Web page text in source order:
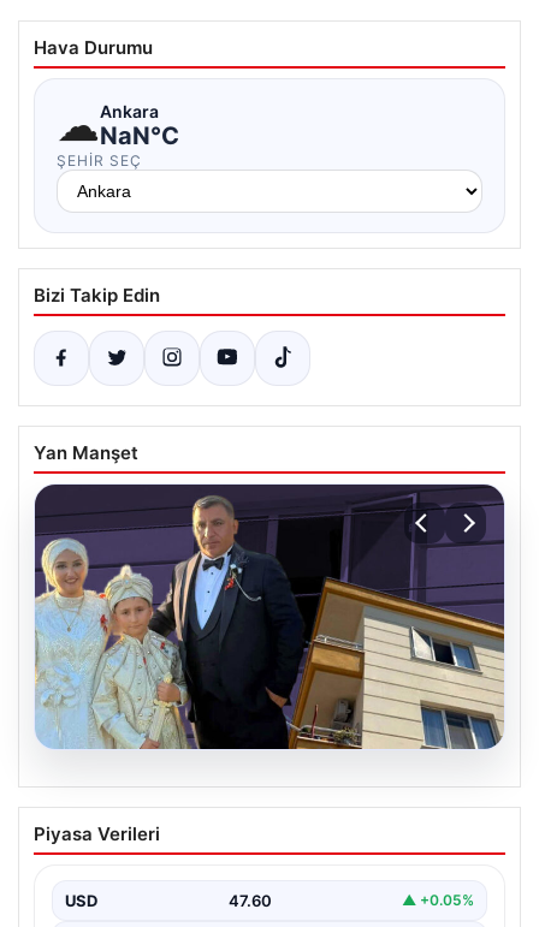
Hava Durumu
☁Ankara
NaN°C
ŞEHIR SEÇ
Bizi Takip Edin
Yan Manşet
Çanakkale’de böcek ilaçlaması felakete
dönüştü. Yusuf öldü, annesi yoğun
Piyasa Verileri
USD 47.60 ▲ +0.05%